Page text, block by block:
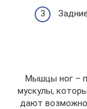
Мышцы ног –
мускулы,
дают